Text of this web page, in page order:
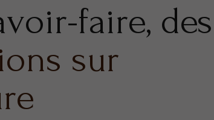
faire, des
sur